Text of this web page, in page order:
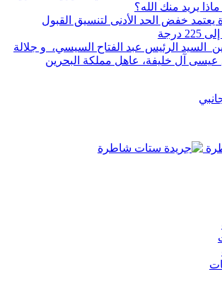
يريد منك الله؟
يعتمد خفض الحد الأدنى لتنسيق القبول
درجة
بين السيد الرئيس عبد الفتاح السيسي، و جلالة
عيسى آل خليفة، عاهل مملكة البحرين